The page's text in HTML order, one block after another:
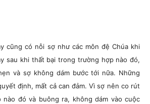
cũng có nỗi sợ như các môn đệ Chúa khi
sau khi thất bại trong trường hợp nào đó,
và sợ không dám bước tới nữa. Những
định, mất cả can đảm. Vì sợ nên co rút
nào đó và buông ra, không dám vào cuộc